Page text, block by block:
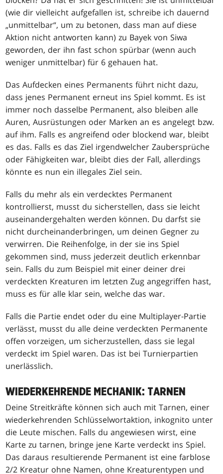
(wie dir vielleicht aufgefallen ist, schreibe ich dauernd
„unmittelbar“, um zu betonen, dass man auf diese
Aktion nicht antworten kann) zu Bayek von Siwa
geworden, der ihn fast schon spürbar (wenn auch
weniger unmittelbar) für 6 gehauen hat.
Das Aufdecken eines Permanents führt nicht dazu,
dass jenes Permanent erneut ins Spiel kommt. Es ist
immer noch dasselbe Permanent, also bleiben alle
Auren, Ausrüstungen oder Marken an es angelegt bzw.
auf ihm. Falls es angreifend oder blockend war, bleibt
es das. Falls es das Ziel irgendwelcher Zaubersprüche
oder Fähigkeiten war, bleibt dies der Fall, allerdings
könnte es nun ein illegales Ziel sein.
Falls du mehr als ein verdecktes Permanent
kontrollierst, musst du sicherstellen, dass sie leicht
auseinandergehalten werden können. Du darfst sie
nicht durcheinanderbringen, um deinen Gegner zu
verwirren. Die Reihenfolge, in der sie ins Spiel
gekommen sind, muss jederzeit deutlich erkennbar
sein. Falls du zum Beispiel mit einer deiner drei
verdeckten Kreaturen im letzten Zug angegriffen hast,
muss es für alle klar sein, welche das war.
Falls die Partie endet oder du eine Multiplayer-Partie
verlässt, musst du alle deine verdeckten Permanente
offen vorzeigen, um sicherzustellen, dass sie legal
verdeckt im Spiel waren. Das ist bei Turnierpartien
unerlässlich.
WIEDERKEHRENDE MECHANIK: TARNEN
Deine Streitkräfte können sich auch mit Tarnen, einer
wiederkehrenden Schlüsselwortaktion, inkognito unter
die Leute mischen. Falls du angewiesen wirst, eine
Karte zu tarnen, bringe jene Karte verdeckt ins Spiel.
Das daraus resultierende Permanent ist eine farblose
2/2 Kreatur ohne Namen, ohne Kreaturentypen und